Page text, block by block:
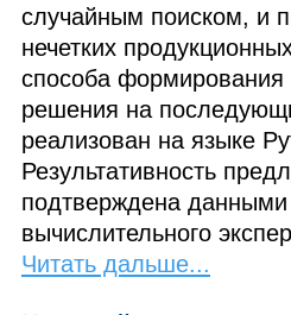
случайным поиском, и
нечетких
способа
решения на
реализован на языке
Результативность
подтверждена данными
вычислительного
Читать дальше...